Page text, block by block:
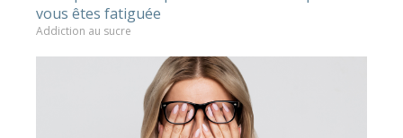
vous êtes fatiguée
Addiction au sucre